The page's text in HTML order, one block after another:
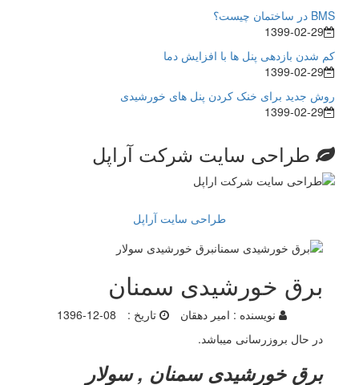
BMS در ساختمان چیست؟
1399-02-29
کم شدن بازدهی پنل ها با افزایش دما
1399-02-29
روش جدید برای خنک کردن پنل های خورشیدی
1399-02-29
طراحی سایت شرکت آراپل
طراحی سایت آراپل
برق خورشیدی سمنان
نویسنده : امیر دهقان تاریخ :
1396-12-08
در حال بروزرسانی میباشد.
برق خورشیدی سمنان , سولار